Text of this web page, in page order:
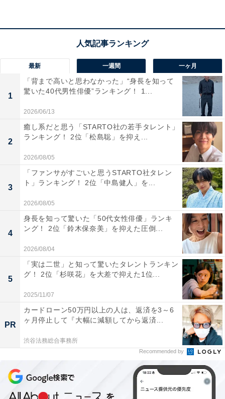
「米津玄師」の商品を
最新 一週間 一ヶ月
1
「背まで高いと思わなかった」“身長を知って
驚いた40代男性俳優”ランキング！ 1...
2026/06/13
2
癒し系だと思う「STARTO社の若手タレント」
ランキング！ 2位「松島聡」を抑え...
2026/08/05
3
「ファンサがすごいと思うSTARTO社タレン
ト」ランキング！ 2位「中島健人」を...
2026/08/05
4
身長を知って驚いた「50代女性俳優」ランキ
ング！ 2位「鈴木保奈美」を抑えた圧倒...
2026/08/04
5
「実は二世」と知って驚いたタレントランキン
グ！ 2位「杉咲花」を大差で抑えた1位...
2025/11/07
PR
カードローン50万円以上の人は、返済を3～6
ヶ月停止して『大幅に減額してから返済...
渋谷法務総合事務所
Recommended by